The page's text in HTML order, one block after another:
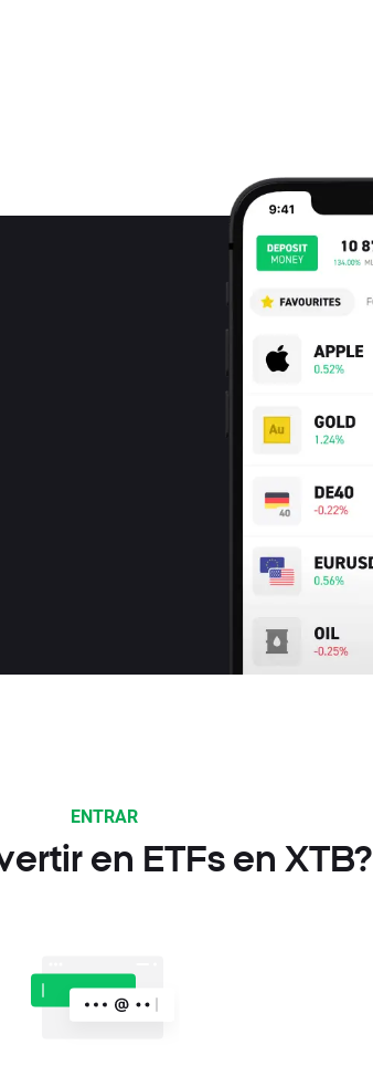
ENTRAR
en ETFs en XTB?